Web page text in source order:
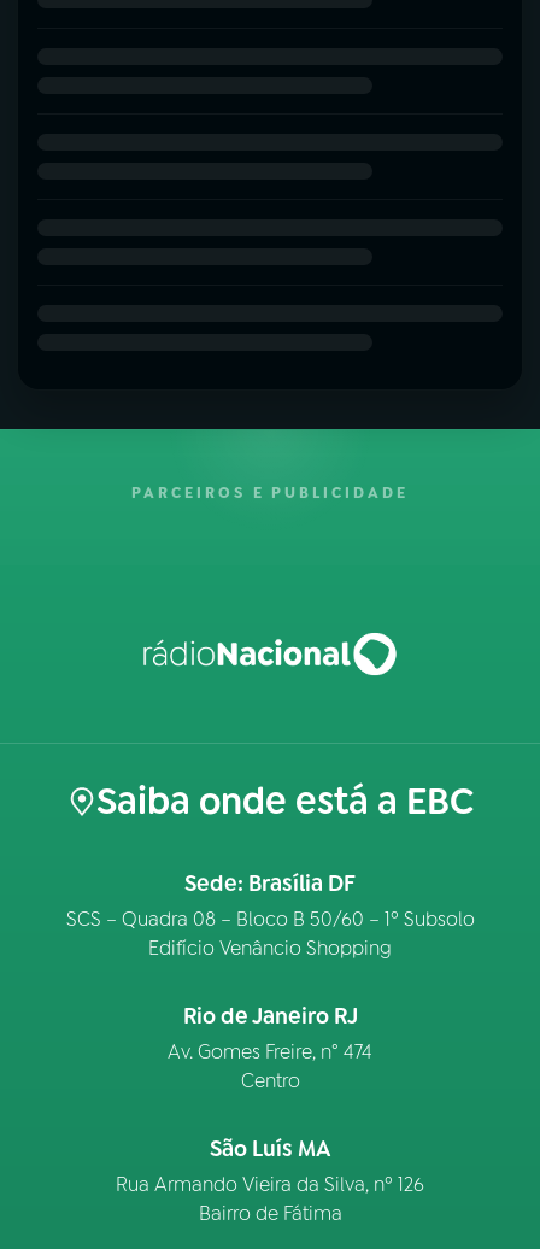
PARCEIROS E PUBLICIDADE
Saiba onde está a EBC
Sede: Brasília DF
SCS – Quadra 08 – Bloco B 50/60 – 1º Subsolo
Edifício Venâncio Shopping
Rio de Janeiro RJ
Av. Gomes Freire, n° 474
Centro
São Luís MA
Rua Armando Vieira da Silva, nº 126
Bairro de Fátima